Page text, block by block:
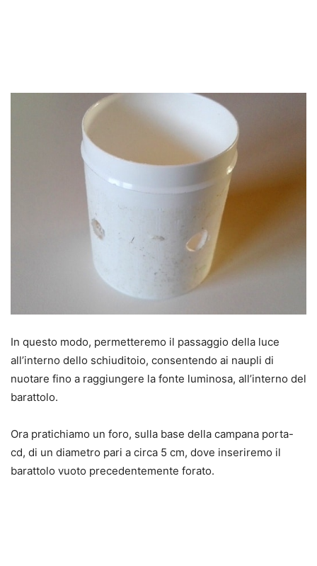
In questo modo, permetteremo il passaggio della luce
all’interno dello schiuditoio, consentendo ai naupli di
nuotare fino a raggiungere la fonte luminosa, all’interno del
barattolo.
Ora pratichiamo un foro, sulla base della campana porta-
cd, di un diametro pari a circa 5 cm, dove inseriremo il
barattolo vuoto precedentemente forato.